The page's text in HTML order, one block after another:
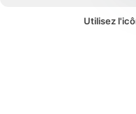
Utilisez